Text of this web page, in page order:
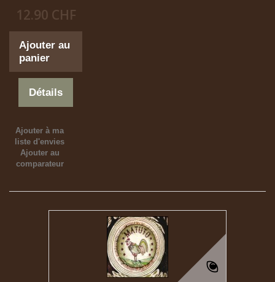
12.90 CHF
Ajouter au
panier
Détails
Ajouter à ma
liste d'envies
Ajouter au
comparateur